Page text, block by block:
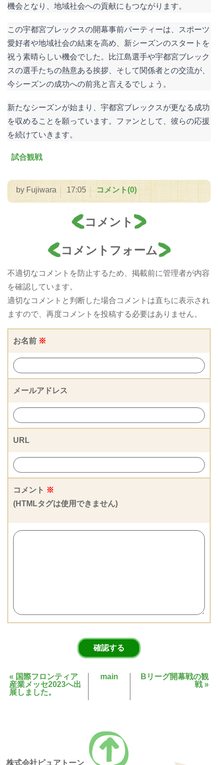
機会となり、地域社会への貢献にもつながります。
この宇都宮ブレックスの開幕事前パーティーは、スポーツ
愛好者や地域社会の結束を高め、新シーズンのスタートを
祝う素晴らしい機会でした。比江島選手や宇都宮ブレック
スの選手たちの熱意ある挨拶、そして関係者との交流が、
今シーズンの成功への前兆と言えるでしょう。
新たなシーズンが始まり、宇都宮ブレックスが更なる成功
を収めることを願っています。ファンとして、彼らの応援
を続けていきます。
試合観戦
by Fujiwara 17:05 コメント(0)
コメント
コメントフォーム
不適切なコメントを防止するため、掲載前に管理者が内容
を確認しています。
適切なコメントと判断した場合コメントは直ちに表示され
ますので、再度コメントを投稿する必要はありません。
お名前 ※
メールアドレス
URL
コメント ※
(HTMLタグは使用できません)
« 国際フロンティア
産業メッセ2023へ出
展しました。
main
Bリーグ開幕戦の観
戦»
株式会社ピュアトーン